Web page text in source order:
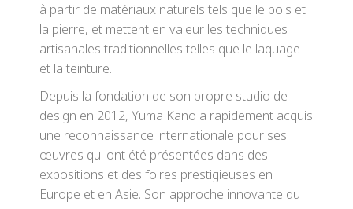
à partir de matériaux naturels tels que le bois et
la pierre, et mettent en valeur les techniques
artisanales traditionnelles telles que le laquage
et la teinture.
Depuis la fondation de son propre studio de
design en 2012, Yuma Kano a rapidement acquis
une reconnaissance internationale pour ses
œuvres qui ont été présentées dans des
expositions et des foires prestigieuses en
Europe et en Asie. Son approche innovante du